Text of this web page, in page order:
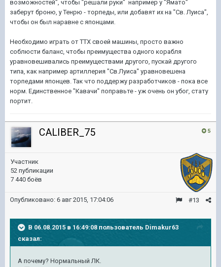
возможностей", чтобы "решали руки" например у "Ямато"
заберут броню, у Тенрю - торпеды, или добавят их на "Св. Луиса",
чтобы он был наравне с японцами.
Необходимо играть от ТТХ своей машины, просто важно
соблюсти баланс, чтобы преимущества одного корабля
уравновешивались преимуществами другого, пускай другого
типа, как например артиллерия "Св.Луиса" уравновешена
торпедами японцев. Так что поддержу разработчиков - пока все
норм. Единственное "Кавачи" поправьте - уж очень он убог, стату
портит.
5
CALIBER_75
Участник
52 публикации
7 440 боёв
#13
Опубликовано: 6 авг 2015, 17:04:06
В 06.08.2015 в 16:49:08 пользователь Dimakur63
сказал:
А почему? Нормальный ЛК.